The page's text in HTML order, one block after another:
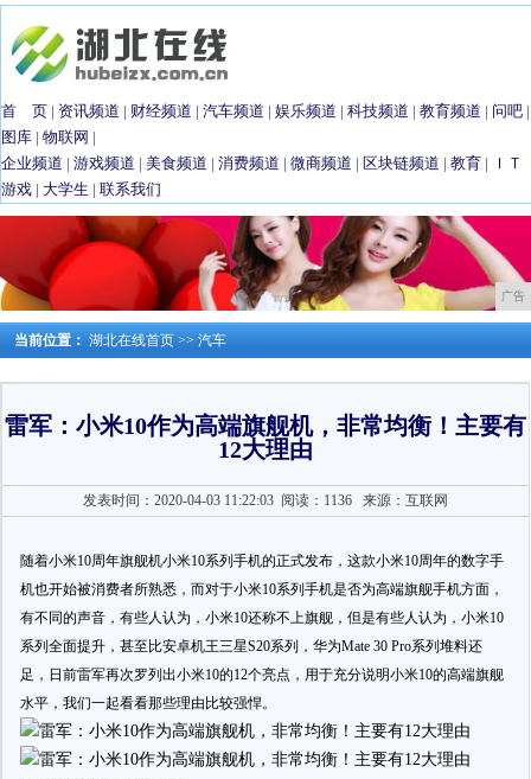
首 页 | 资讯频道 | 财经频道 | 汽车频道 | 娱乐频道 | 科技频道 | 教育频道 | 问吧 |
图库 | 物联网 |
企业频道 | 游戏频道 | 美食频道 | 消费频道 | 微商频道 | 区块链频道 | 教育 |
ＩＴ
游戏 | 大学生 | 联系我们
广告
当前位置： 湖北在线首页 >> 汽车
雷军：小米10作为高端旗舰机，非常均衡！主要有
12大理由
发表时间：2020-04-03 11:22:03 阅读：1136来源：互联网
随着小米10周年旗舰机小米10系列手机的正式发布，这款小米10周年的数字手
机也开始被消费者所熟悉，而对于小米10系列手机是否为高端旗舰手机方面，
有不同的声音，有些人认为，小米10还称不上旗舰，但是有些人认为，小米10
系列全面提升，甚至比安卓机王三星S20系列，华为Mate 30 Pro系列堆料还
足，日前雷军再次罗列出小米10的12个亮点，用于充分说明小米10的高端旗舰
水平，我们一起看看那些理由比较强悍。